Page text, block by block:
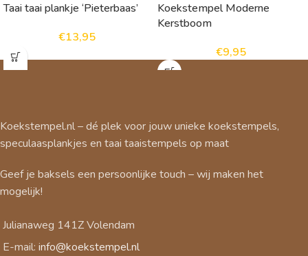
Taai taai plankje ‘Pieterbaas’
€13,95
Koekstempel Moderne
Kerstboom
€9,95
Koekstempel.nl – dé plek voor jouw unieke koekstempels,
speculaasplankjes en taai taaistempels op maat
Geef je baksels een persoonlijke touch – wij maken het
mogelijk!
Julianaweg 141Z Volendam
E-mail: info@koekstempel.nl